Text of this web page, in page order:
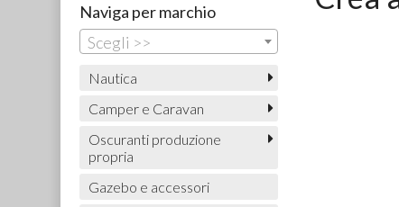
Naviga per marchio
Scegli >>
Nautica
Camper e Caravan
Oscuranti produzione
propria
Gazebo e accessori